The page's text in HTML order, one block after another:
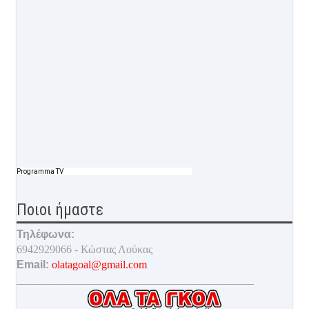
Programma TV
Ποιοι ήμαστε
Τηλέφωνα:
6942929066 - Κώστας Λούκας
Email: olatagoal@gmail.com